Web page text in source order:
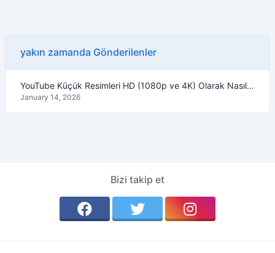
yakın zamanda Gönderilenler
YouTube Küçük Resimleri HD (1080p ve 4K) Olarak Nasıl İndirilir – 2026 Rehberi
January 14, 2026
Bizi takip et